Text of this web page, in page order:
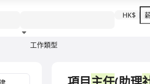
工作類型
HK$